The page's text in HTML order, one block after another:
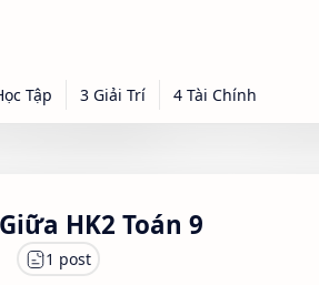
HK2 Toán 9